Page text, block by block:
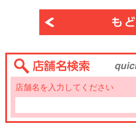
店舗名を入力してください